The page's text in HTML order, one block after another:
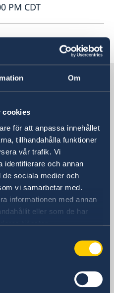
Om
cookies
för att anpassa innehållet
tillhandahålla funktioner
vår trafik. Vi
identifierare och annan
de sociala medier och
vi samarbetar med.
informationen med annan
eller som de har
tjänster.
PM CDT
och